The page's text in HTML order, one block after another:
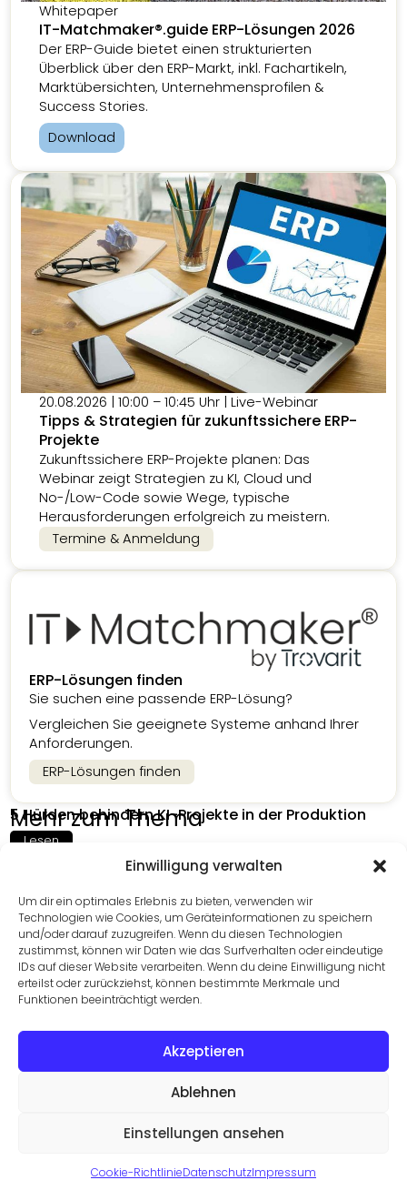
Einwilligung verwalten
Um dir ein optimales Erlebnis zu bieten, verwenden wir
Technologien wie Cookies, um Geräteinformationen zu speichern
und/oder darauf zuzugreifen. Wenn du diesen Technologien
zustimmst, können wir Daten wie das Surfverhalten oder eindeutige
IDs auf dieser Website verarbeiten. Wenn du deine Einwilligung nicht
erteilst oder zurückziehst, können bestimmte Merkmale und
Funktionen beeinträchtigt werden.
Akzeptieren
Ablehnen
Einstellungen ansehen
Cookie-RichtlinieDatenschutzImpressum
Whitepaper
IT-Matchmaker®.guide ERP-Lösungen 2026
Der ERP-Guide bietet einen strukturierten
Überblick über den ERP-Markt, inkl. Fachartikeln,
Marktübersichten, Unternehmensprofilen &
Success Stories.
Download
20.08.2026 | 10:00 – 10:45 Uhr | Live-Webinar
Tipps & Strategien für zukunftssichere ERP-
Projekte
Zukunftssichere ERP-Projekte planen: Das
Webinar zeigt Strategien zu KI, Cloud und
No-/Low-Code sowie Wege, typische
Herausforderungen erfolgreich zu meistern.
Termine & Anmeldung
ERP-Lösungen finden
Sie suchen eine passende ERP-Lösung?
Vergleichen Sie geeignete Systeme anhand Ihrer
Anforderungen.
ERP-Lösungen finden
Mehr zum Thema
5 Hürden behindern KI-Projekte in der Produktion
Lesen
MES als Ergebnishebel: Wenn aus kleinen Störungen
große Kosten werden
Lesen
Datenschutz